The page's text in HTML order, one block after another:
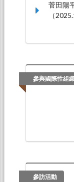
菅田陽
（
參與國際性組
參訪活動